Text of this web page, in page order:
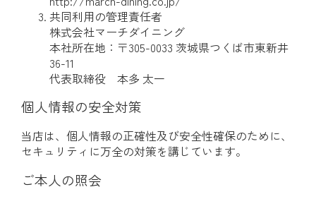
共同利用の管理責任者
株式会社マーチダイニング
本社所在地：〒305-0033 茨城県つくば市東新井
36-11
代表取締役 本多 太一
個人情報の安全対策
当店は、個人情報の正確性及び安全性確保のために、
セキュリティに万全の対策を講じています。
ご本人の照会